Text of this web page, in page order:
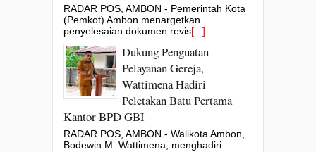
RADAR POS, AMBON - Pemerintah Kota
(Pemkot) Ambon menargetkan
penyelesaian dokumen revis[...]
Dukung Penguatan
Pelayanan Gereja,
Wattimena Hadiri
Peletakan Batu Pertama
Kantor BPD GBI
RADAR POS, AMBON - Walikota Ambon,
Bodewin M. Wattimena, menghadiri